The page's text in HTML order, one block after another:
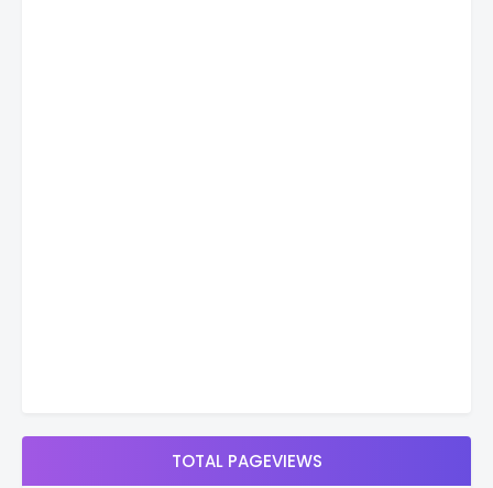
TOTAL PAGEVIEWS